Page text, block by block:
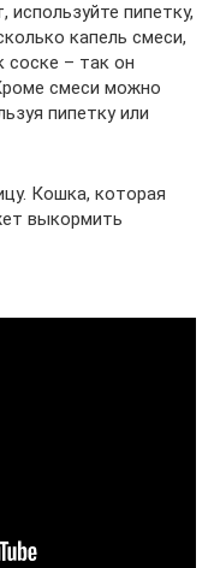
используйте пипетку,
капель смеси,
соске – так он
смеси можно
пипетку или
Кошка, которая
выкормить